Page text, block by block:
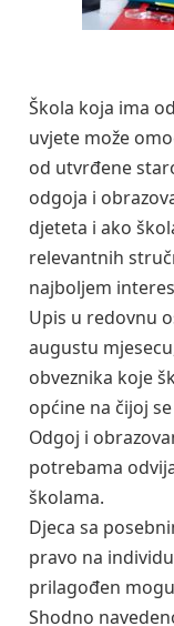
Škola koja ima
uvjete može
od utvrđene
odgoja i
djeteta i ako
relevantnih
najboljem
Upis u redovnu
augustu
obveznika koje
općine na čijoj
Odgoj i
potrebama
školama.
Djeca sa
pravo na
prilagođen
Shodno